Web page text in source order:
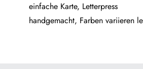
einfache Karte, Letterpress
handgemacht, Farben va­ri­ie­ren